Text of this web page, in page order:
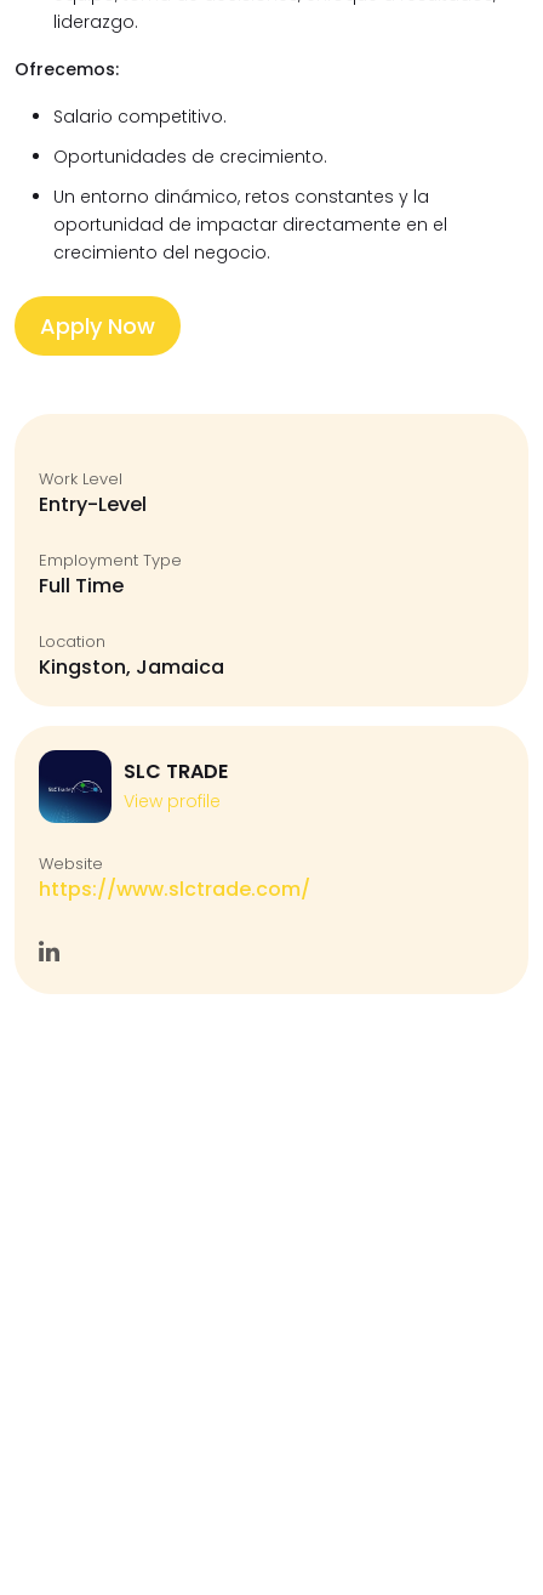
liderazgo.
Ofrecemos:
Salario competitivo.
Oportunidades de crecimiento.
Un entorno dinámico, retos constantes y la
oportunidad de impactar directamente en el
crecimiento del negocio.
Apply Now
Work Level
Entry-Level
Employment Type
Full Time
Location
Kingston, Jamaica
SLC TRADE
View profile
Website
https://www.slctrade.com/